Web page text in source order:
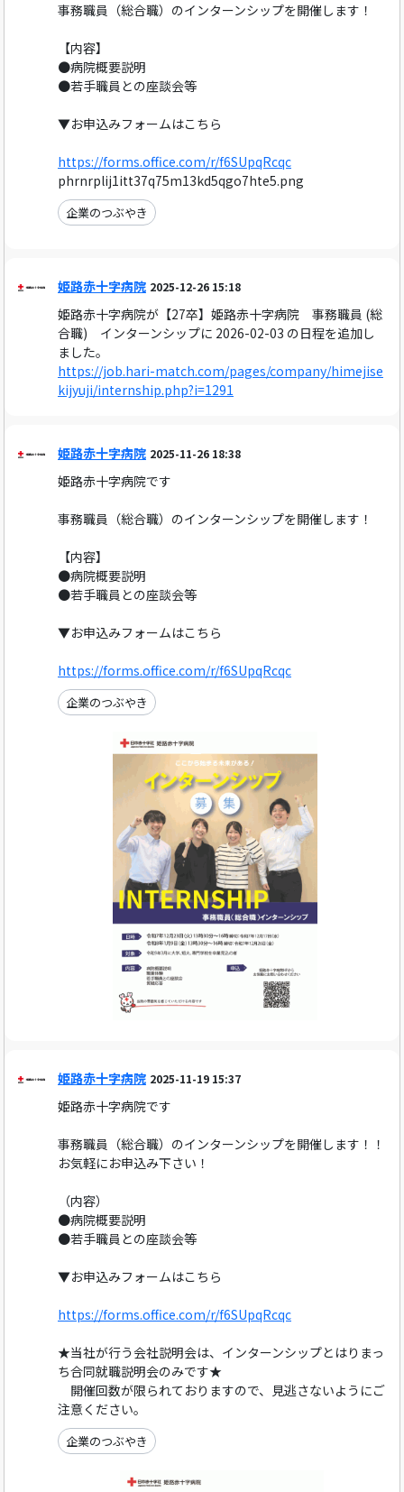
事務職員（総合職）のインターンシップを開催します！
【内容】
●病院概要説明
●若手職員との座談会等
▼お申込みフォームはこちら
https://forms.office.com/r/f6SUpqRcqc
phrnrplij1itt37q75m13kd5qgo7hte5.png
企業のつぶやき
姫路赤十字病院 2025-12-26 15:18
姫路赤十字病院が【27卒】姫路赤十字病院 事務職員 (総
合職) インターンシップに 2026-02-03 の日程を追加し
ました。
https://job.hari-match.com/pages/company/himejise
kijyuji/internship.php?i=1291
姫路赤十字病院 2025-11-26 18:38
姫路赤十字病院です
事務職員（総合職）のインターンシップを開催します！
【内容】
●病院概要説明
●若手職員との座談会等
▼お申込みフォームはこちら
https://forms.office.com/r/f6SUpqRcqc
企業のつぶやき
姫路赤十字病院 2025-11-19 15:37
姫路赤十字病院です
事務職員（総合職）のインターンシップを開催します！！
お気軽にお申込み下さい！
（内容）
●病院概要説明
●若手職員との座談会等
▼お申込みフォームはこちら
https://forms.office.com/r/f6SUpqRcqc
★当社が行う会社説明会は、インターンシップとはりまっ
ち合同就職説明会のみです★
開催回数が限られておりますので、見逃さないようにご
注意ください。
企業のつぶやき